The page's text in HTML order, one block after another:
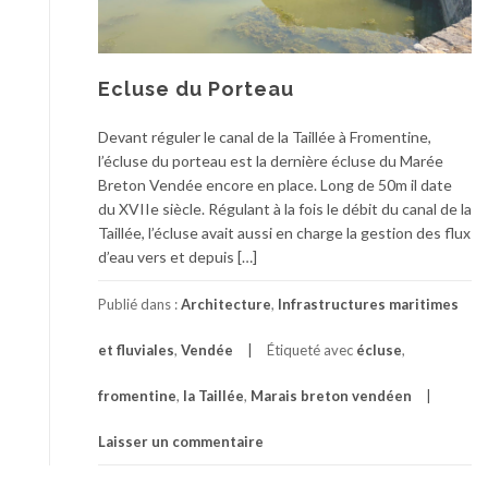
Ecluse du Porteau
Devant réguler le canal de la Taillée à Fromentine,
l’écluse du porteau est la dernière écluse du Marée
Breton Vendée encore en place. Long de 50m il date
du XVIIe siècle. Régulant à la fois le débit du canal de la
Taillée, l’écluse avait aussi en charge la gestion des flux
d’eau vers et depuis […]
Publié dans :Architecture, Infrastructures maritimes
et fluviales, Vendée Étiqueté avec écluse,
fromentine, la Taillée, Marais breton vendéen
Laisser un commentaire